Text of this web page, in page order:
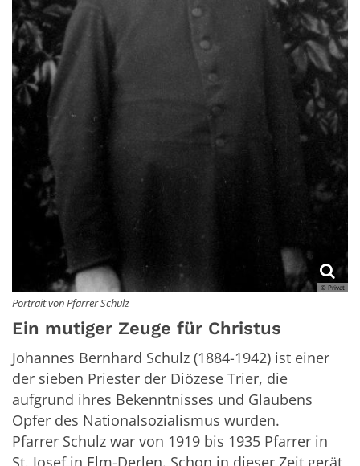
© Privat
Portrait von Pfarrer Schulz
Ein mutiger Zeuge für Christus
Johannes Bernhard Schulz (1884-1942) ist einer
der sieben Priester der Diözese Trier, die
aufgrund ihres Bekenntnisses und Glaubens
Opfer des Nationalsozialismus wurden.
Pfarrer Schulz war von 1919 bis 1935 Pfarrer in
St. Josef in Elm-Derlen. Schon in dieser Zeit gerät